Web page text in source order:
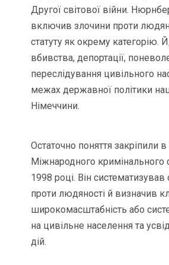
Другої світової війни.
включив злочини проти
статуту як окрему категорію.
вбивства, депортації,
переслідування цивільного
межах державної політики
Німеччини.
Остаточно поняття закріпили
Міжнародного кримінального
1998 році. Він систематизував
проти людяності й визначив
широкомасштабність або
на цивільне населення та
дій.